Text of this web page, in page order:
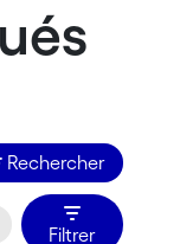
Rechercher
Filtrer